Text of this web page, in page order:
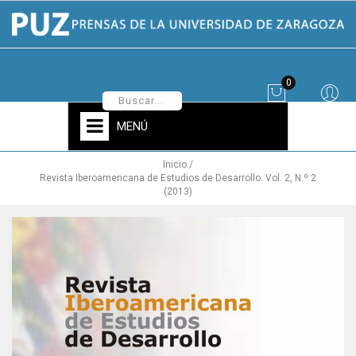
0
MENÚ
Inicio
Revista Iberoamericana de Estudios de Desarrollo. Vol. 2, N.º 2
(2013)